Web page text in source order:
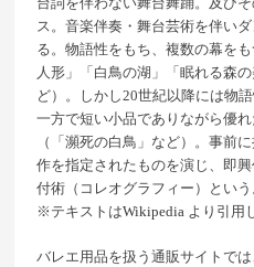
ス。音楽伴奏・舞台芸術を伴い
る。物語性をもち、複数の幕を
人形」「白鳥の湖」「眠れる森
ど）。しかし20世紀以降には物
一方で短い小品でありながら優
（「瀕死の白鳥」など）。事前
作を指定されたものを演じ、即
付術（コレオグラフィー）という
※テキストはWikipedia より引用
バレエ用品を扱う通販サイトで